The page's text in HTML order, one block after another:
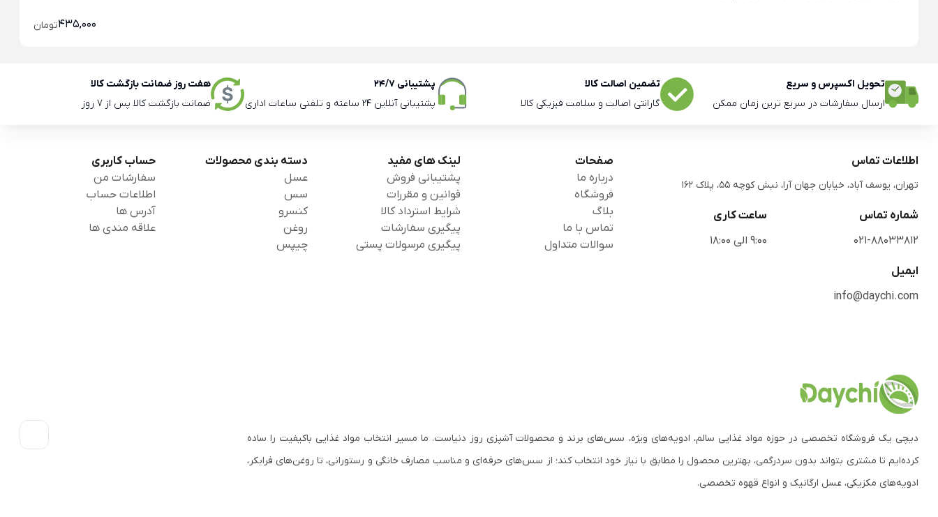
435,000تومان
تحویل اکسپرس و سریع
ارسال سفارشات در سریع ترین زمان ممکن
تضمین اصالت کالا
گارانتی اصالت و سلامت فیزیکی کالا
پشتیبانی 24/7
پشتیبانی آنلاین 24 ساعته و تلفنی ساعات اداری
هفت روز ضمانت بازگشت کالا
ضمانت بازگشت کالا پس از 7 روز
اطلاعات تماس
تهران، یوسف آباد، خیابان جهان آرا، نبش کوچه 55، پلاک 162
شماره تماس
021-88033812
ساعت کاری
9:00 الی 18:00
ایمیل
info@daychi.com
صفحات
درباره ما
فروشگاه
بلاگ
تماس با ما
سوالات متداول
لینک های مفید
پشتیبانی فروش
قوانین و مقررات
شرایط استرداد کالا
پیگیری سفارشات
پیگیری مرسولات پستی
دسته بندی محصولات
عسل
سس
کنسرو
روغن
چیپس
حساب کاربری
سفارشات من
اطلاعات حساب
آدرس ها
علاقه مندی ها
دیچی یک فروشگاه تخصصی در حوزه مواد غذایی سالم، ادویه‌های ویژه، سس‌های برند و محصولات آشپزی روز دنیاست. ما مسیر انتخاب مواد غذایی باکیفیت را ساده
کرده‌ایم تا مشتری بتواند بدون سردرگمی، بهترین محصول را مطابق با نیاز خود انتخاب کند؛ از سس‌های حرفه‌ای و مناسب مصارف خانگی و رستورانی، تا روغن‌های فرابکر،
ادویه‌های مکزیکی، عسل ارگانیک و انواع قهوه تخصصی.